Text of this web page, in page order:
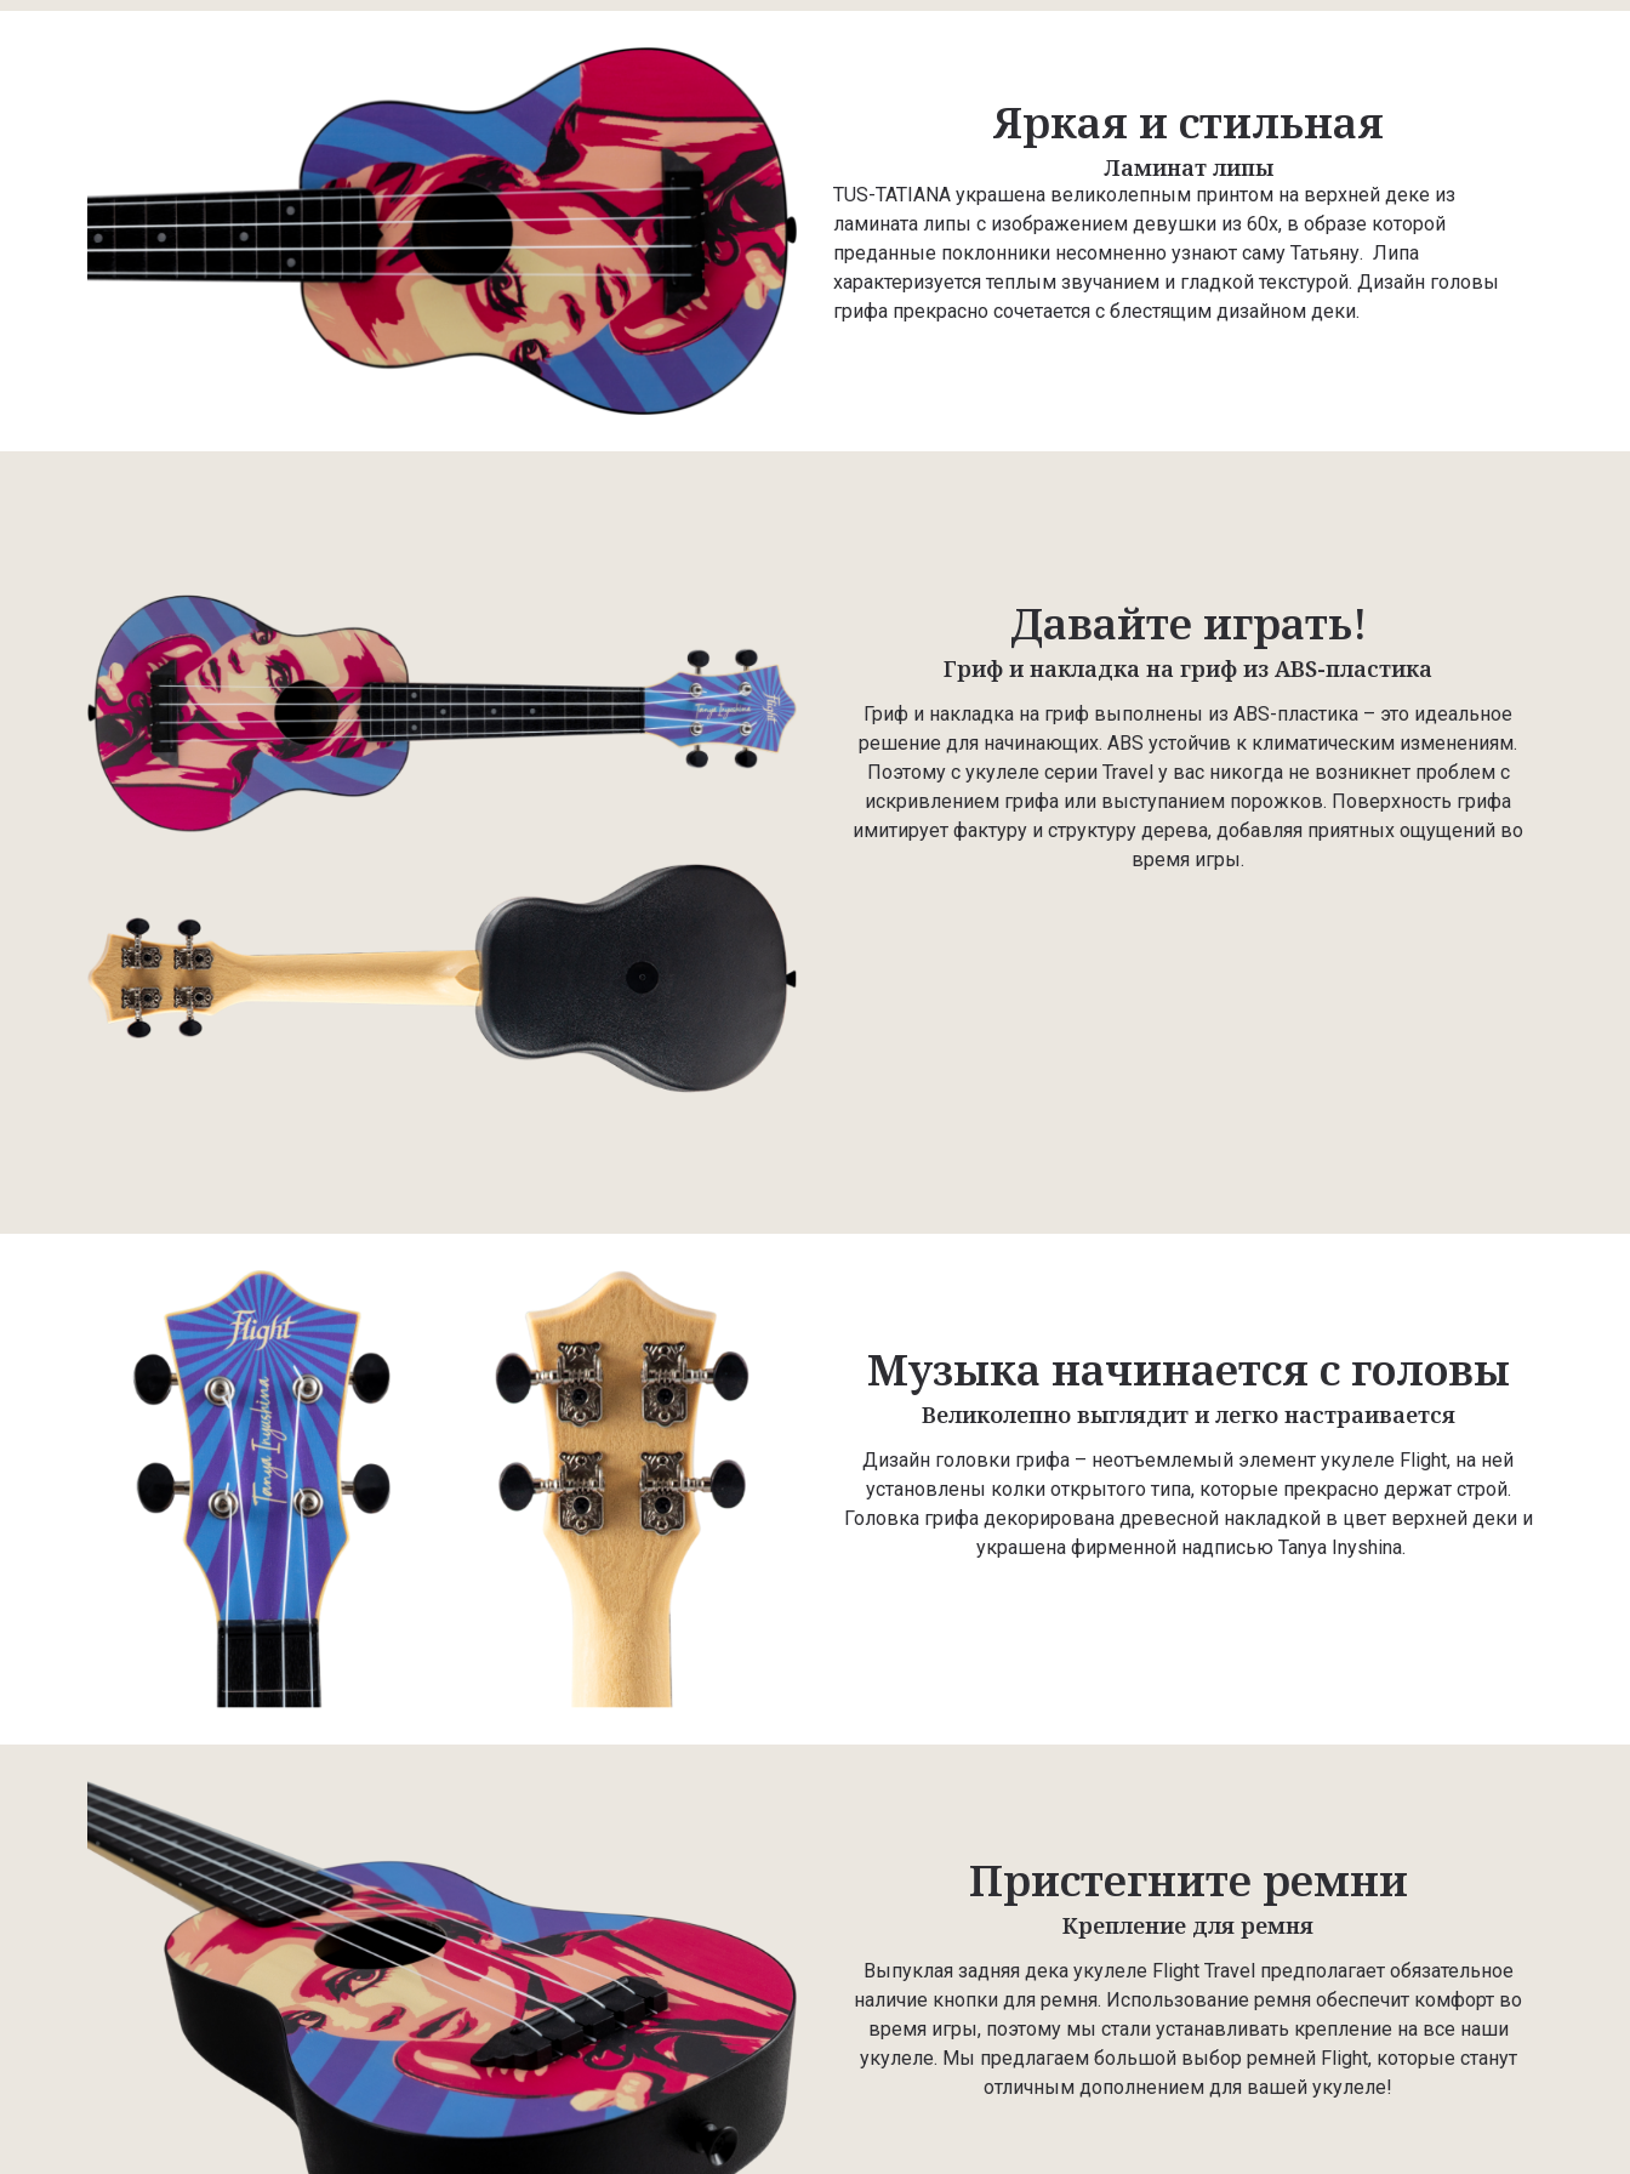
Яркая и стильная
Ламинат липы
TUS-TATIANA украшена великолепным принтом на верхней деке из
ламината липы с изображением девушки из 60х, в образе которой
преданные поклонники несомненно узнают саму Татьяну. Липа
характеризуется теплым звучанием и гладкой текстурой. Дизайн головы
грифа прекрасно сочетается с блестящим дизайном деки.
Давайте играть!
Гриф и накладка на гриф из ABS-пластика
Гриф и накладка на гриф выполнены из ABS-пластика – это идеальное
решение для начинающих. ABS устойчив к климатическим изменениям.
Поэтому с укулеле серии Travel у вас никогда не возникнет проблем с
искривлением грифа или выступанием порожков. Поверхность грифа
имитирует фактуру и структуру дерева, добавляя приятных ощущений во
время игры.
Музыка начинается с головы
Великолепно выглядит и легко настраивается
Дизайн головки грифа – неотъемлемый элемент укулеле Flight, на ней
установлены колки открытого типа, которые прекрасно держат строй.
Головка грифа декорирована древесной накладкой в цвет верхней деки и
украшена фирменной надписью Tanya Inyshina.
Пристегните ремни
Крепление для ремня
Выпуклая задняя дека укулеле Flight Travel предполагает обязательное
наличие кнопки для ремня. Использование ремня обеспечит комфорт во
время игры, поэтому мы стали устанавливать крепление на все наши
укулеле. Мы предлагаем большой выбор ремней Flight, которые станут
отличным дополнением для вашей укулеле!